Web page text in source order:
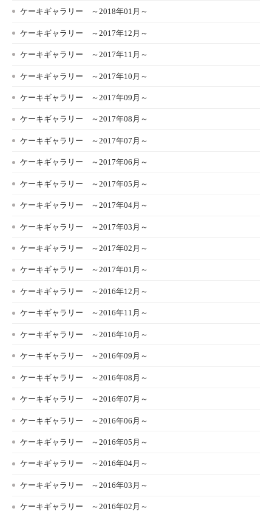
ケーキギャラリー ～2018年01月～
ケーキギャラリー ～2017年12月～
ケーキギャラリー ～2017年11月～
ケーキギャラリー ～2017年10月～
ケーキギャラリー ～2017年09月～
ケーキギャラリー ～2017年08月～
ケーキギャラリー ～2017年07月～
ケーキギャラリー ～2017年06月～
ケーキギャラリー ～2017年05月～
ケーキギャラリー ～2017年04月～
ケーキギャラリー ～2017年03月～
ケーキギャラリー ～2017年02月～
ケーキギャラリー ～2017年01月～
ケーキギャラリー ～2016年12月～
ケーキギャラリー ～2016年11月～
ケーキギャラリー ～2016年10月～
ケーキギャラリー ～2016年09月～
ケーキギャラリー ～2016年08月～
ケーキギャラリー ～2016年07月～
ケーキギャラリー ～2016年06月～
ケーキギャラリー ～2016年05月～
ケーキギャラリー ～2016年04月～
ケーキギャラリー ～2016年03月～
ケーキギャラリー ～2016年02月～